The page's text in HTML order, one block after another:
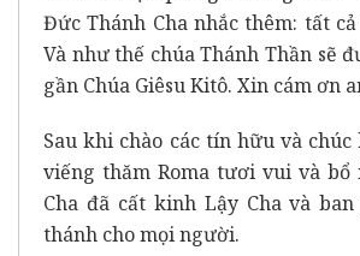
Đức Thánh Cha nhắc thêm: tất
Và như thế chúa Thánh Thần sẽ
gần Chúa Giêsu Kitô. Xin cám ơn
Sau khi chào các tín hữu và chúc
viếng thăm Roma tươi vui và bổ
Cha đã cất kinh Lậy Cha và
thánh cho mọi người.